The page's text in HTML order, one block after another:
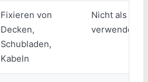
Fixieren von
Decken,
Schubladen,
Kabeln
Nicht als
verwenden